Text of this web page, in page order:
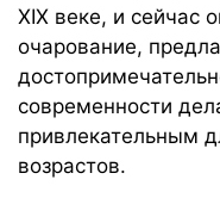
XIX веке, и сейчас
очарование,
современности
привлекательным
возрастов.